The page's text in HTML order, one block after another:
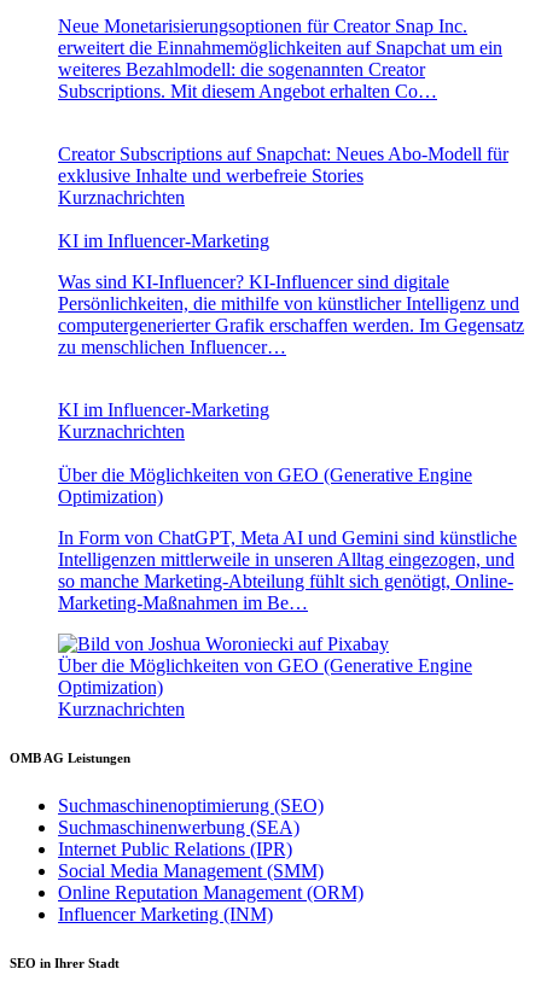
Neue Monetarisierungsoptionen für Creator Snap Inc.
erweitert die Einnahmemöglichkeiten auf Snapchat um ein
weiteres Bezahlmodell: die sogenannten Creator
Subscriptions. Mit diesem Angebot erhalten Co…
Creator Subscriptions auf Snapchat: Neues Abo-Modell für
exklusive Inhalte und werbefreie Stories
Kurznachrichten
KI im Influencer-Marketing
Was sind KI-Influencer? KI-Influencer sind digitale
Persönlichkeiten, die mithilfe von künstlicher Intelligenz und
computergenerierter Grafik erschaffen werden. Im Gegensatz
zu menschlichen Influencer…
KI im Influencer-Marketing
Kurznachrichten
Über die Möglichkeiten von GEO (Generative Engine
Optimization)
In Form von ChatGPT, Meta AI und Gemini sind künstliche
Intelligenzen mittlerweile in unseren Alltag eingezogen, und
so manche Marketing-Abteilung fühlt sich genötigt, Online-
Marketing-Maßnahmen im Be…
Über die Möglichkeiten von GEO (Generative Engine
Optimization)
Kurznachrichten
OMB AG Leistungen
Suchmaschinenoptimierung (SEO)
Suchmaschinenwerbung (SEA)
Internet Public Relations (IPR)
Social Media Management (SMM)
Online Reputation Management (ORM)
Influencer Marketing (INM)
SEO in Ihrer Stadt